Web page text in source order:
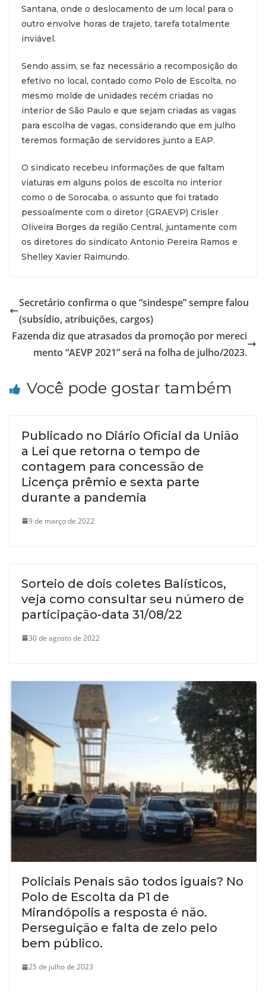
Santana, onde o deslocamento de um local para o
outro envolve horas de trajeto, tarefa totalmente
inviável.
Sendo assim, se faz necessário a recomposição do
efetivo no local, contado como Polo de Escolta, no
mesmo molde de unidades recém criadas no
interior de São Paulo e que sejam criadas as vagas
para escolha de vagas, considerando que em julho
teremos formação de servidores junto a EAP.
O sindicato recebeu informações de que faltam
viaturas em alguns polos de escolta no interior
como o de Sorocaba, o assunto que foi tratado
pessoalmente com o diretor (GRAEVP) Crisler
Oliveira Borges da região Central, juntamente com
os diretores do sindicato Antonio Pereira Ramos e
Shelley Xavier Raimundo.
Secretário confirma o que “sindespe” sempre falou
(subsídio, atribuições, cargos)
Fazenda diz que atrasados da promoção por mereci
mento “AEVP 2021” será na folha de julho/2023.
Você pode gostar também
Publicado no Diário Oficial da União
a Lei que retorna o tempo de
contagem para concessão de
Licença prêmio e sexta parte
durante a pandemia
9 de março de 2022
Sorteio de dois coletes Balísticos,
veja como consultar seu número de
participação-data 31/08/22
30 de agosto de 2022
Policiais Penais são todos iguais? No
Polo de Escolta da P1 de
Mirandópolis a resposta é não.
Perseguição e falta de zelo pelo
bem público.
25 de julho de 2023